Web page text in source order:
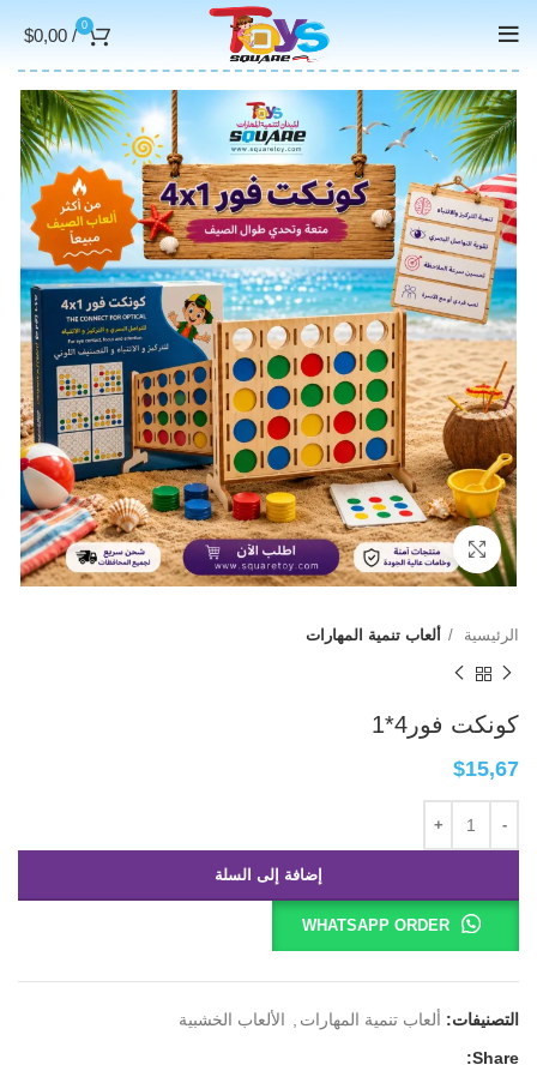
0
/
$0,00
Click to enlarge
الرئيسية ألعاب تنمية المهارات
كونكت فور4*1
$15,67
إضافة إلى السلة
WHATSAPP ORDER
التصنيفات: ألعاب تنمية المهارات
الألعاب الخشبية
Share: